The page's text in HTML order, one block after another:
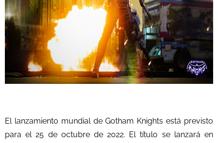
El lanzamiento mundial de Gotham Knights está previsto
para el 25 de octubre de 2022. El título se lanzará en